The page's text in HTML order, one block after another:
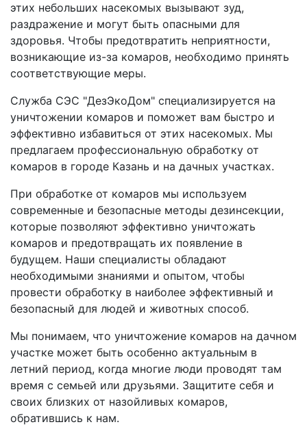
этих небольших насекомых вызывают зуд,
раздражение и могут быть опасными для
здоровья. Чтобы предотвратить неприятности,
возникающие из-за комаров, необходимо принять
соответствующие меры.
Служба СЭС "ДезЭкоДом" специализируется на
уничтожении комаров и поможет вам быстро и
эффективно избавиться от этих насекомых. Мы
предлагаем профессиональную обработку от
комаров в городе Казань и на дачных участках.
При обработке от комаров мы используем
современные и безопасные методы дезинсекции,
которые позволяют эффективно уничтожать
комаров и предотвращать их появление в
будущем. Наши специалисты обладают
необходимыми знаниями и опытом, чтобы
провести обработку в наиболее эффективный и
безопасный для людей и животных способ.
Мы понимаем, что уничтожение комаров на дачном
участке может быть особенно актуальным в
летний период, когда многие люди проводят там
время с семьей или друзьями. Защитите себя и
своих близких от назойливых комаров,
обратившись к нам.